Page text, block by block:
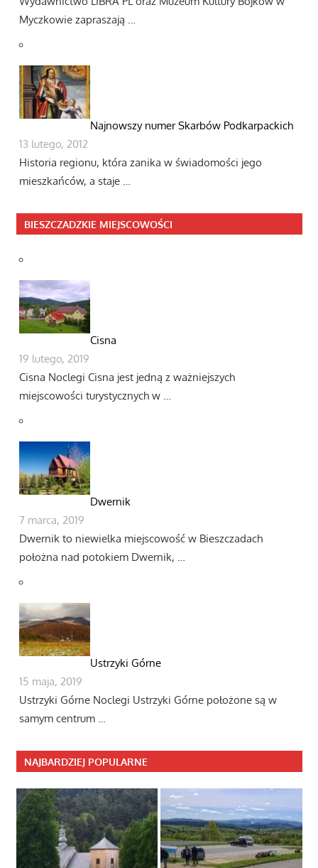
Myczkowie zapraszają …
Najnowszy numer Skarbów Podkarpackich
13 lutego, 2012
Historia regionu, która zanika w świadomości jego
mieszkańców, a staje …
BIESZCZADZKIE MIEJSCOWOŚCI
Cisna
19 lutego, 2019
Cisna Noclegi Cisna jest jedną z ważniejszych
miejscowości turystycznych w …
Dwernik
7 marca, 2019
Dwernik to niewielka miejscowość w Bieszczadach
położna nad potokiem Dwernik, …
Ustrzyki Górne
15 maja, 2019
Ustrzyki Górne Noclegi Ustrzyki Górne położone są w
samym centrum …
NAJBARDZIEJ POPULARNE